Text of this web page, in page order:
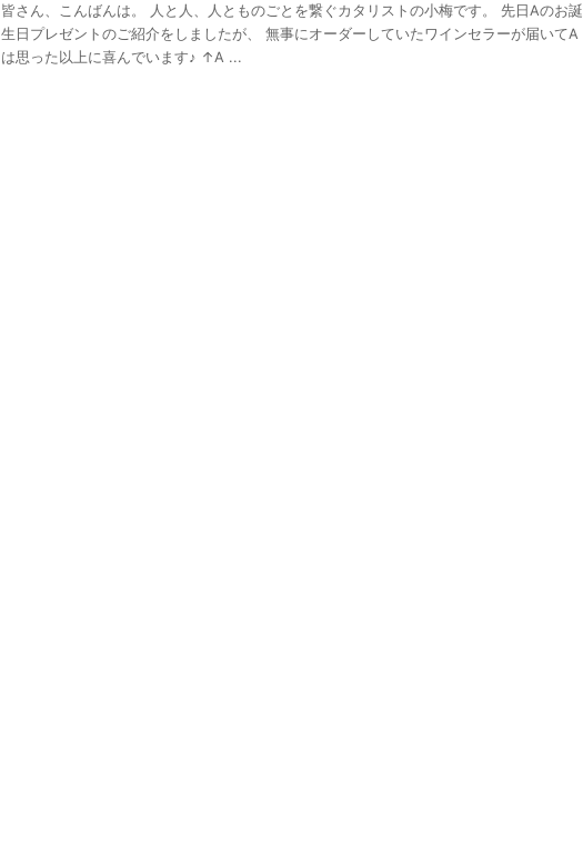
皆さん、こんばんは。 人と人、人とものごとを繋ぐカタリストの小梅です。 先日Aのお誕
生日プレゼントのご紹介をしましたが、 無事にオーダーしていたワインセラーが届いてA
は思った以上に喜んでいます♪ ↑A ...